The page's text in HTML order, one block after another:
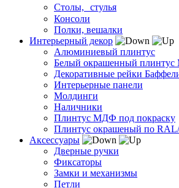
Столы, стулья
Консоли
Полки, вешалки
Интерьерный декор
Алюминиевый плинтус
Белый окрашенный
Декоративные рейки
Интерьерные панели
Молдинги
Наличники
Плинтус МДФ под покраску
Плинтус окрашеный по
Аксессуары
Дверные ручки
Фиксаторы
Замки и механизмы
Петли